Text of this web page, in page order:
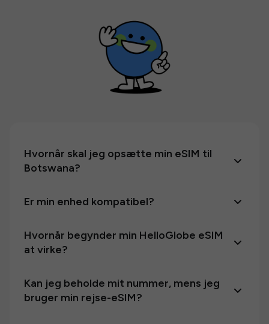
Hvornår skal jeg opsætte min eSIM til
Botswana?
Er min enhed kompatibel?
Hvornår begynder min HelloGlobe eSIM
at virke?
Kan jeg beholde mit nummer, mens jeg
bruger min rejse-eSIM?